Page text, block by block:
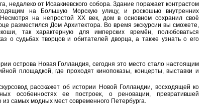
недалеко от Исаакиевского собора. Здание поражает контрастом
на Большую Морскую улицу, и роскошью внутренних
на непростой XX век, дом в основном сохранил своё
разместился Дом Архитектора. Во время экскурсии вы сможете,
так характерную для имперских времён, полюбоваться
о судьбах творцов и обитателей дворца, а также узнать о его
острова Новая Голландия, сегодня это место стало настоящим
площадкой, где проходят кинопоказы, концерты, выставки и
расскажет об истории Новой Голландии, восходящей ко
особенностях ее построек, о реновации, превратившей
самых модных мест современного Петербурга.